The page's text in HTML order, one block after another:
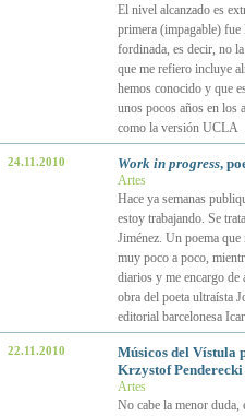
El nivel alcanzado es
primera (impagable)
fordinada, es decir, no
que me refiero incluye
hemos conocido y que
unos pocos años en
como la versión UCLA
24.11.2010 Work in progress,
Artes
Hace ya semanas
estoy trabajando. Se
Jiménez. Un poema
muy poco a poco,
diarios y me encargo de
obra del poeta ultraísta
editorial barcelonesa
22.11.2010
Músicos del Vístula
Krzystof Penderecki
Artes
No cabe la menor